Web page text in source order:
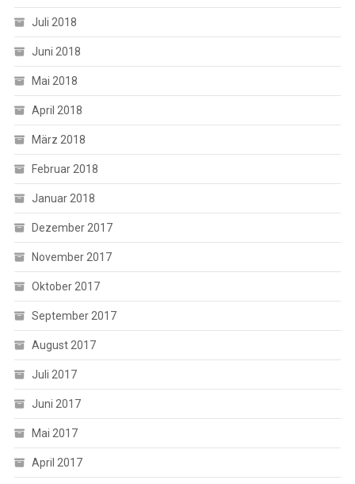
Juli 2018
Juni 2018
Mai 2018
April 2018
März 2018
Februar 2018
Januar 2018
Dezember 2017
November 2017
Oktober 2017
September 2017
August 2017
Juli 2017
Juni 2017
Mai 2017
April 2017